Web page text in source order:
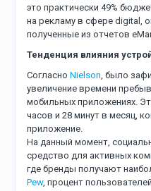
это практически 49%
на рекламу в сфере digital,
полученные из отчетов
Тенденция влияния
СогласноNielson, было
увеличение времени
мобильных приложениях.
часов и 28 минут в месяц,
приложение.
На данный момент,
средство для активных
где бренды получают
Pew, процент